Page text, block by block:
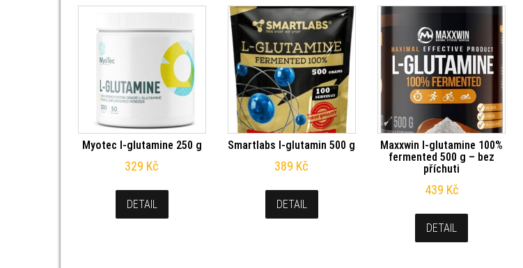
Myotec l-glutamine 250 g
329 Kč
DETAIL
Smartlabs l-glutamin 500 g
389 Kč
DETAIL
Maxxwin l-glutamine 100%
fermented 500 g – bez
příchuti
439 Kč
DETAIL